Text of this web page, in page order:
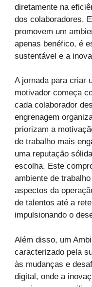
diretamente na
dos colaboradores.
promovem um
apenas benéfico, é
sustentável e a
A jornada para criar
motivador começa
cada colaborador
engrenagem
priorizam a
de trabalho mais
uma reputação
escolha. Este
ambiente de
aspectos da
de talentos até a
impulsionando o
Além disso, um
caracterizado pela
às mudanças e
digital, onde a